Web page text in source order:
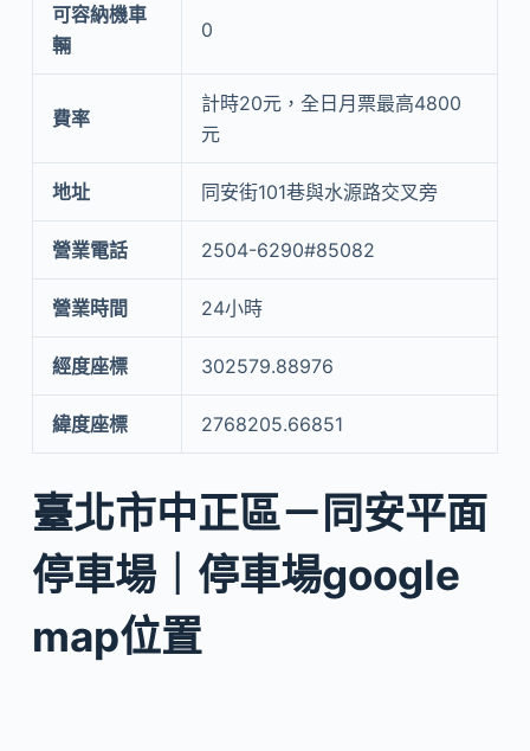
可容納機車
輛
0
費率
計時20元，全日月票最高4800
元
地址 同安街101巷與水源路交叉旁
營業電話 2504-6290#85082
營業時間 24小時
經度座標 302579.88976
緯度座標 2768205.66851
臺北市中正區－同安平面
停車場｜停車場google
map位置